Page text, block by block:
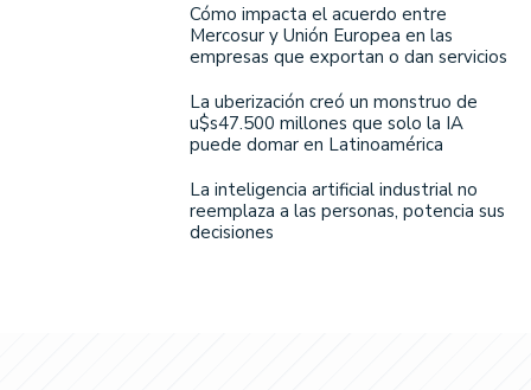
Cómo impacta el acuerdo entre
Mercosur y Unión Europea en las
empresas que exportan o dan servicios
La uberización creó un monstruo de
u$s47.500 millones que solo la IA
puede domar en Latinoamérica
La inteligencia artificial industrial no
reemplaza a las personas, potencia sus
decisiones